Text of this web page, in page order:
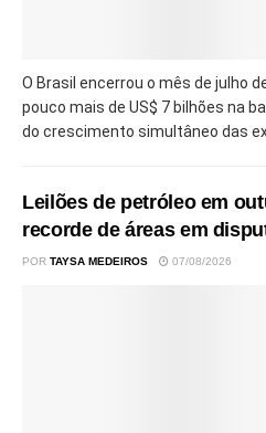
O Brasil encerrou o mês de julho
pouco mais de US$ 7 bilhões na
do crescimento simultâneo das
Leilões de petróleo em
recorde de áreas em
POR TAYSA MEDEIROS 07/08/2026